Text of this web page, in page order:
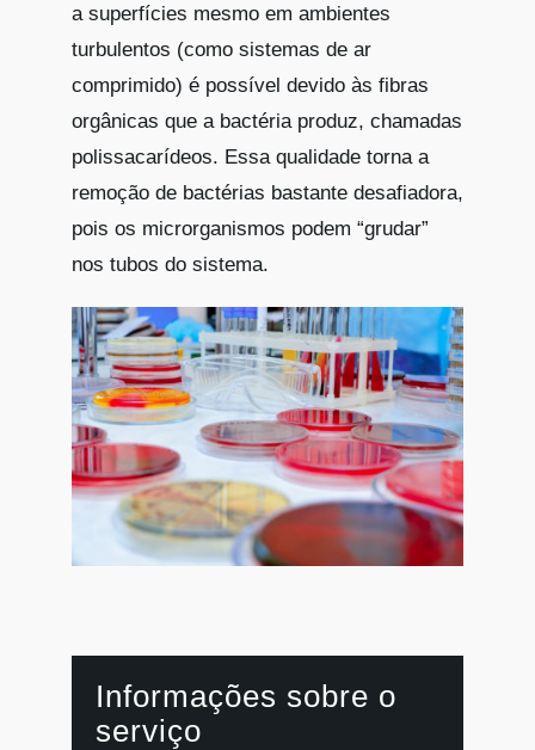
a superfícies mesmo em ambientes
turbulentos (como sistemas de ar
comprimido) é possível devido às fibras
orgânicas que a bactéria produz, chamadas
polissacarídeos. Essa qualidade torna a
remoção de bactérias bastante desafiadora,
pois os microrganismos podem “grudar”
nos tubos do sistema.
Informações sobre o
serviço